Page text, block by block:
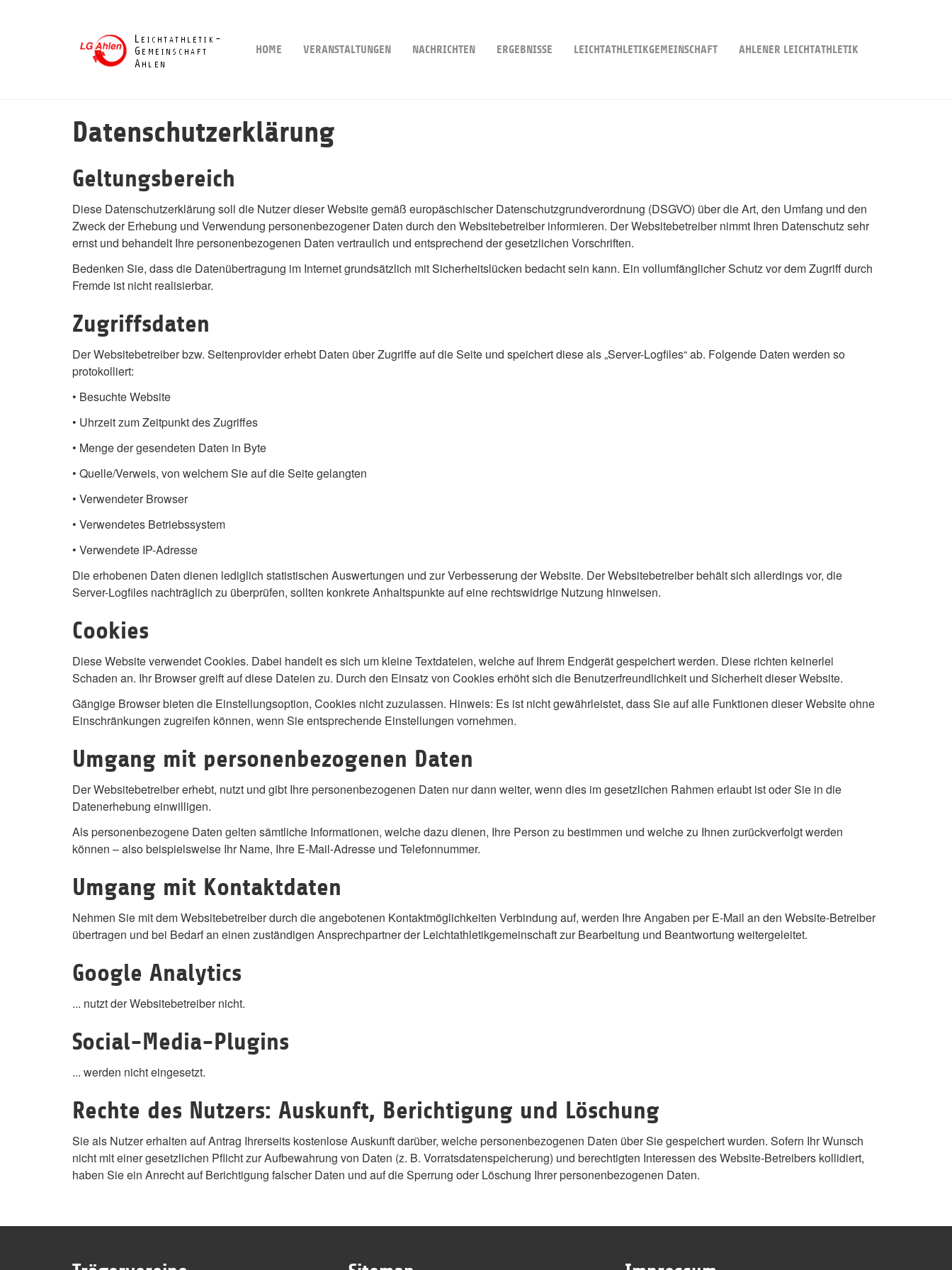
HOME VERANSTALTUNGEN NACHRICHTEN ERGEBNISSE LEICHTATHLETIKGEMEINSCHAFT AHLENER LEICHTATHLETIK
Datenschutzerklärung
Geltungsbereich
Diese Datenschutzerklärung soll die Nutzer dieser Website gemäß europäschischer Datenschutzgrundverordnung (DSGVO) über die Art, den Umfang und den
Zweck der Erhebung und Verwendung personenbezogener Daten durch den Websitebetreiber informieren. Der Websitebetreiber nimmt Ihren Datenschutz sehr
ernst und behandelt Ihre personenbezogenen Daten vertraulich und entsprechend der gesetzlichen Vorschriften.
Bedenken Sie, dass die Datenübertragung im Internet grundsätzlich mit Sicherheitslücken bedacht sein kann. Ein vollumfänglicher Schutz vor dem Zugriff durch
Fremde ist nicht realisierbar.
Zugriffsdaten
Der Websitebetreiber bzw. Seitenprovider erhebt Daten über Zugriffe auf die Seite und speichert diese als „Server-Logfiles“ ab. Folgende Daten werden so
protokolliert:
• Besuchte Website
• Uhrzeit zum Zeitpunkt des Zugriffes
• Menge der gesendeten Daten in Byte
• Quelle/Verweis, von welchem Sie auf die Seite gelangten
• Verwendeter Browser
• Verwendetes Betriebssystem
• Verwendete IP-Adresse
Die erhobenen Daten dienen lediglich statistischen Auswertungen und zur Verbesserung der Website. Der Websitebetreiber behält sich allerdings vor, die
Server-Logfiles nachträglich zu überprüfen, sollten konkrete Anhaltspunkte auf eine rechtswidrige Nutzung hinweisen.
Cookies
Diese Website verwendet Cookies. Dabei handelt es sich um kleine Textdateien, welche auf Ihrem Endgerät gespeichert werden. Diese richten keinerlei
Schaden an. Ihr Browser greift auf diese Dateien zu. Durch den Einsatz von Cookies erhöht sich die Benutzerfreundlichkeit und Sicherheit dieser Website.
Gängige Browser bieten die Einstellungsoption, Cookies nicht zuzulassen. Hinweis: Es ist nicht gewährleistet, dass Sie auf alle Funktionen dieser Website ohne
Einschränkungen zugreifen können, wenn Sie entsprechende Einstellungen vornehmen.
Umgang mit personenbezogenen Daten
Der Websitebetreiber erhebt, nutzt und gibt Ihre personenbezogenen Daten nur dann weiter, wenn dies im gesetzlichen Rahmen erlaubt ist oder Sie in die
Datenerhebung einwilligen.
Als personenbezogene Daten gelten sämtliche Informationen, welche dazu dienen, Ihre Person zu bestimmen und welche zu Ihnen zurückverfolgt werden
können – also beispielsweise Ihr Name, Ihre E-Mail-Adresse und Telefonnummer.
Umgang mit Kontaktdaten
Nehmen Sie mit dem Websitebetreiber durch die angebotenen Kontaktmöglichkeiten Verbindung auf, werden Ihre Angaben per E-Mail an den Website-Betreiber
übertragen und bei Bedarf an einen zuständigen Ansprechpartner der Leichtathletikgemeinschaft zur Bearbeitung und Beantwortung weitergeleitet.
Google Analytics
... nutzt der Websitebetreiber nicht.
Social-Media-Plugins
... werden nicht eingesetzt.
Rechte des Nutzers: Auskunft, Berichtigung und Löschung
Sie als Nutzer erhalten auf Antrag Ihrerseits kostenlose Auskunft darüber, welche personenbezogenen Daten über Sie gespeichert wurden. Sofern Ihr Wunsch
nicht mit einer gesetzlichen Pflicht zur Aufbewahrung von Daten (z. B. Vorratsdatenspeicherung) und berechtigten Interessen des Website-Betreibers kollidiert,
haben Sie ein Anrecht auf Berichtigung falscher Daten und auf die Sperrung oder Löschung Ihrer personenbezogenen Daten.